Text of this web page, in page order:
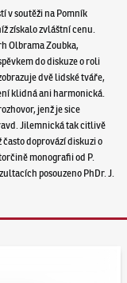
v soutěži na Pomník
získalo zvláštní cenu.
Olbrama Zoubka,
do diskuze o roli
dvě lidské tváře,
klidná ani harmonická.
jenž je sice
Jilemnická tak citlivě
doprovází diskuzi o
monografii od P.
posouzeno PhDr. J.
- Artslimit